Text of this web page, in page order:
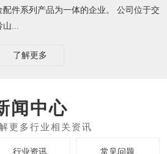
件系列产品为一体的企业。 公司位于交
山...
了解更多
闻中心
行业资讯 常见问题